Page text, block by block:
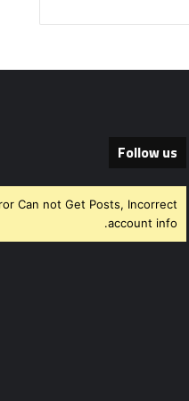
Follow us
Can not Get Posts, Incorrect
account info.